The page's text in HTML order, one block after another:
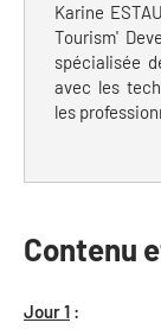
Annuaire
Le Label
S'investir dans le
L'organisation
Inscription à la
Grands
Karine
Tourism'
spécialisée
avec les
les
Contenu
Jour 1 :